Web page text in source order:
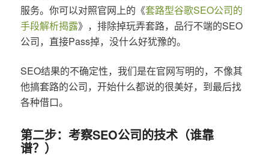
服务。你可以对照官网上的《套路型谷歌SEO公司的
手段解析揭露》，排除掉玩弄套路，品行不端的SEO
公司，直接Pass掉，没什么好犹豫的。
SEO结果的不确定性，我们是在官网写明的，不像其
他搞套路的公司，开始什么都说的很美好，到最后找
各种借口。
第二步：考察SEO公司的技术（谁靠
谱？）